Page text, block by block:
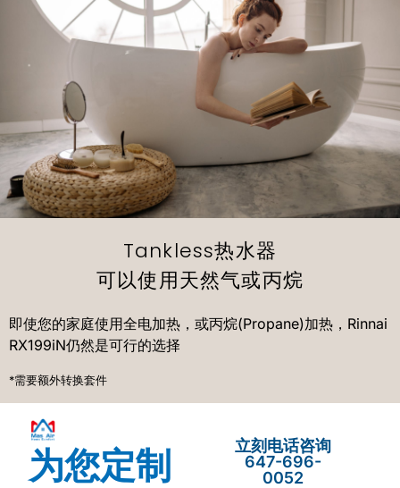
Tankless热水器
可以使用天然气或丙烷
即使您的家庭使用全电加热，或丙烷(Propane)加热，Rinnai
RX199iN仍然是可行的选择
*需要额外转换套件
为您定制
立刻电话咨询
647-696-
0052